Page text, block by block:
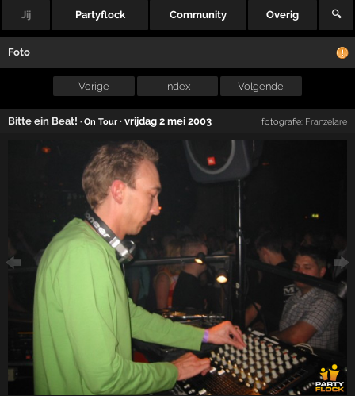
Jij Partyflock Community Overig 🔍
Foto
Vorige Index Volgende
Bitte ein Beat! · On Tour ·vrijdag 2 mei 2003 fotografie: Franzelare